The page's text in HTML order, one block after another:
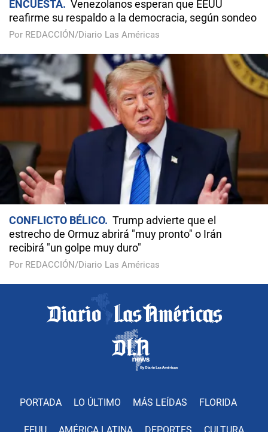
ENCUESTA
Venezolanos esperan que EEUU
reafirme su respaldo a la democracia, según sondeo
Por REDACCIÓN/Diario Las Américas
CONFLICTO BÉLICO
Trump advierte que el
estrecho de Ormuz abrirá "muy pronto" o Irán
recibirá "un golpe muy duro"
Por REDACCIÓN/Diario Las Américas
PORTADA LO ÚLTIMO MÁS LEÍDAS FLORIDA